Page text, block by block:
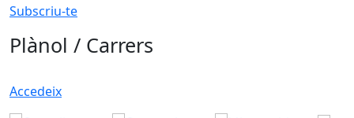
Subscriu-te
Plànol / Carrers
Accedeix